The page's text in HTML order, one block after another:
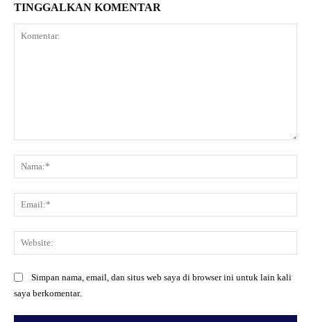
TINGGALKAN KOMENTAR
Simpan nama, email, dan situs web saya di browser ini untuk lain kali
saya berkomentar.